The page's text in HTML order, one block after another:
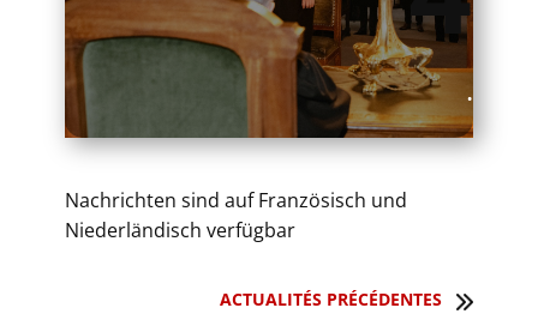
.
Nachrichten sind auf Französisch und
Niederländisch verfügbar
ACTUALITÉS PRÉCÉDENTES